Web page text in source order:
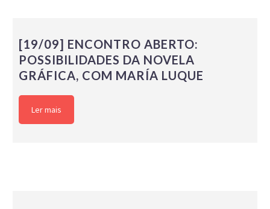
[19/09] ENCONTRO ABERTO:
POSSIBILIDADES DA NOVELA
GRÁFICA, COM MARÍA LUQUE
Ler mais